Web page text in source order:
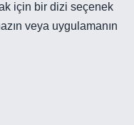
için bir dizi seçenek
veya uygulamanın